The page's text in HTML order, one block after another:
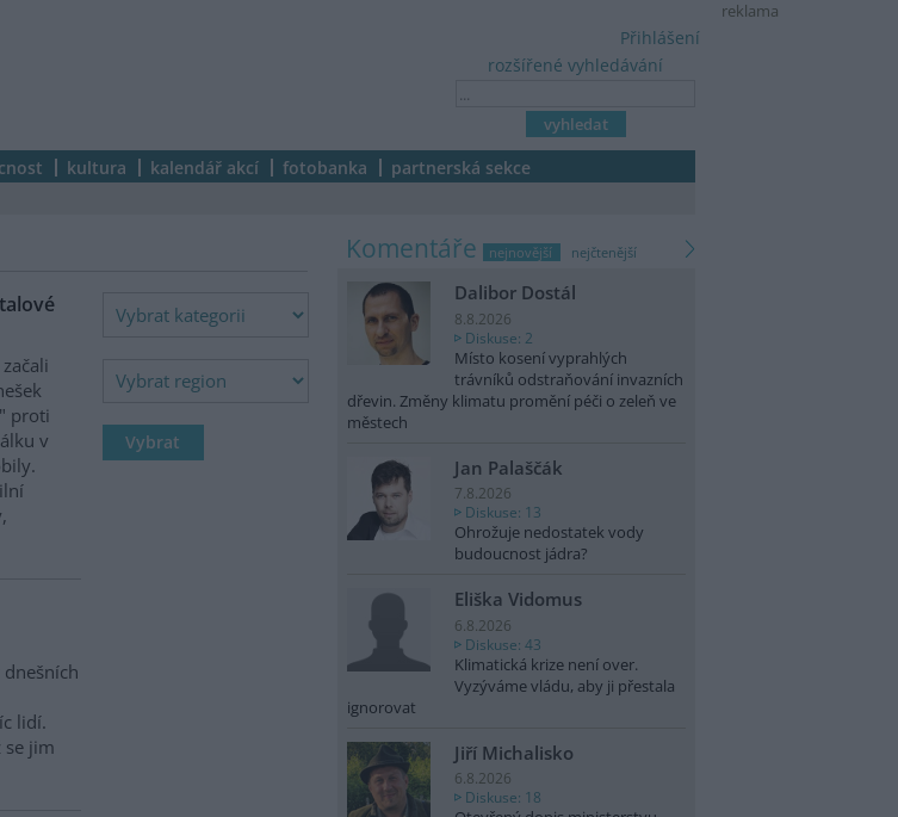
reklama
rozšířené vyhledávání
Přihlášení
kultura kalendář akcí fotobanka partnerská sekce
proti
v
lidí.
se jim
komentáře nejnovější nejčtenější
Dalibor Dostál
8.8.2026
Diskuse: 2
Místo kosení vyprahlých
trávníků odstraňování invazních
dřevin. Změny klimatu promění péči o zeleň ve
městech
Jan Palaščák
7.8.2026
Diskuse: 13
Ohrožuje nedostatek vody
budoucnost jádra?
Eliška Vidomus
6.8.2026
Diskuse: 43
Klimatická krize není over.
Vyzýváme vládu, aby ji přestala
ignorovat
Jiří Michalisko
6.8.2026
Diskuse: 18